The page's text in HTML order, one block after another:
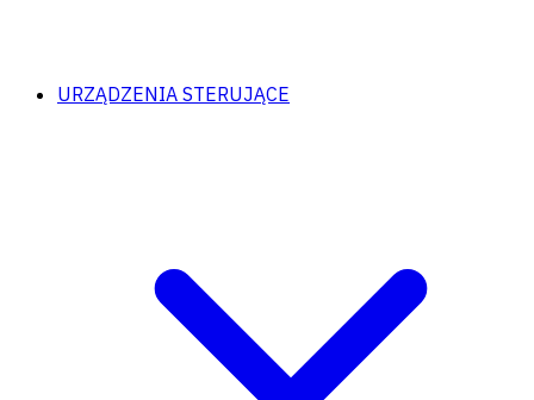
URZĄDZENIA STERUJĄCE